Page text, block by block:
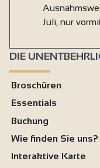
Juli, nur
DIE
Broschüren
Essentials
Buchung
Wie finden Sie uns?
Interaktive Karte